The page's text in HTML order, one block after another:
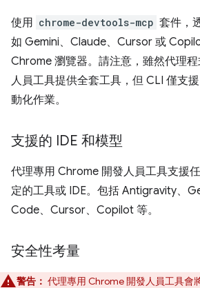
使用 chrome-devtools-mcp 套件，
如 Gemini、Claude、Cursor 或
Chrome 瀏覽器。請注意，雖然代理
人員工具提供全套工具，但 CLI 僅支
動化作業。
支援的 IDE 和模型
代理專用 Chrome 開發人員工具支援
定的工具或 IDE。包括 Antigravity、
Code、Cursor、Copilot 等。
安全性考量
警告： 代理專用 Chrome 開發人員工具會